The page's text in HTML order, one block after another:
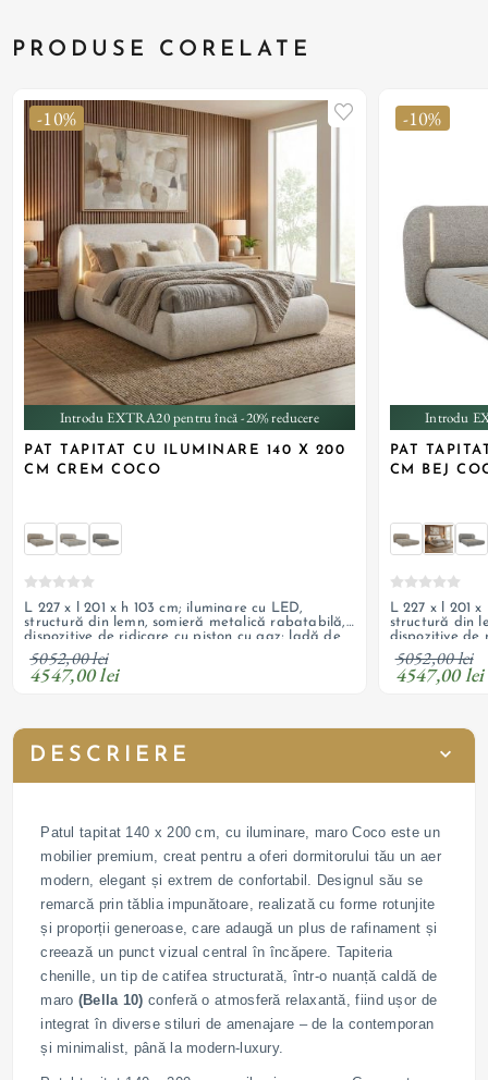
PRODUSE CORELATE
-10%
Introdu EXTRA20 pentru încă -20% reducere
PAT TAPITAT CU ILUMINARE 140 X 200
CM CREM COCO
+ 2
L 227 x l 201 x h 103 cm; iluminare cu LED,
structură din lemn, somieră metalică rabatabilă,
dispozitive de ridicare cu piston cu gaz; ladă de
depozitare, tapițerie din material chenille;
personalizabil
5052,00 lei
4547,00 lei
-10%
Introdu
PAT
CM BEJ
L 227 x l 201
structură din
dispozitive de
depozitare,
personalizabil
5052,00 lei
4547,00 lei
DESCRIERE
Patul tapitat 140 x 200 cm, cu iluminare, maro Coco este un
mobilier premium, creat pentru a oferi dormitorului tău un aer
modern, elegant și extrem de confortabil. Designul său se
remarcă prin tăblia impunătoare, realizată cu forme rotunjite
și proporții generoase, care adaugă un plus de rafinament și
creează un punct vizual central în încăpere. Tapiteria
chenille, un tip de catifea structurată, într-o nuanță caldă de
maro (Bella 10) conferă o atmosferă relaxantă, fiind ușor de
integrat în diverse stiluri de amenajare – de la contemporan
și minimalist, până la modern-luxury.